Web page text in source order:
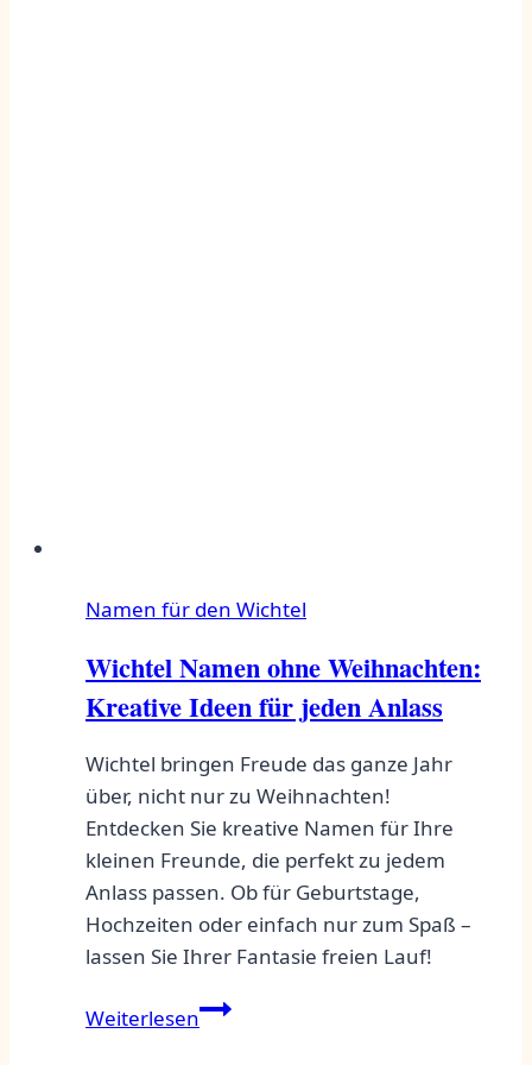
Namen für den Wichtel
Wichtel Namen ohne Weihnachten:
Kreative Ideen für jeden Anlass
Wichtel bringen Freude das ganze Jahr
über, nicht nur zu Weihnachten!
Entdecken Sie kreative Namen für Ihre
kleinen Freunde, die perfekt zu jedem
Anlass passen. Ob für Geburtstage,
Hochzeiten oder einfach nur zum Spaß –
lassen Sie Ihrer Fantasie freien Lauf!
WeiterlesenWichtel